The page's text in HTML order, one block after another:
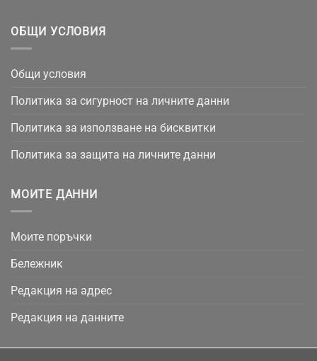
ОБЩИ УСЛОВИЯ
Общи условия
Политика за сигурност на личните данни
Политика за използване на бисквитки
Политика за защита на личните данни
МОИТЕ ДАННИ
Моите поръчки
Бележник
Редакция на адрес
Редакция на данните